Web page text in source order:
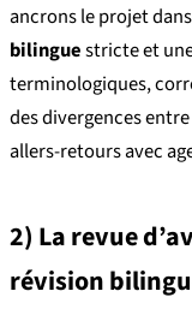
ancrons le projet
bilinguestricte et
terminologiques,
des divergences
allers-retours avec
2) La revue
révision